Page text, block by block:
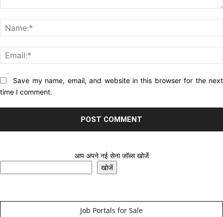
Website:Save my name, email, and website in this browser for the next
time I comment.
आप अपने नई सेना जॉब्स खोजें
खोजें
Job Portals for Sale